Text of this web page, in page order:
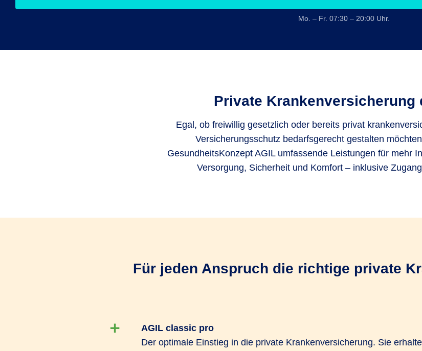
Mo. – Fr. 07:30 – 20:00 Uhr.
Private Kranken­versicherung
Egal, ob freiwillig gesetzlich oder bereits privat
Versicherungs­schutz bedarfsgerecht gestalten
GesundheitsKonzept AGIL umfassende Leistungen für mehr
Versorgung, Sicherheit und Komfort – inklusive
Für jeden Anspruch die richtige private
AGIL classic pro
Der optimale Einstieg in die private Krankenversicherung. Sie